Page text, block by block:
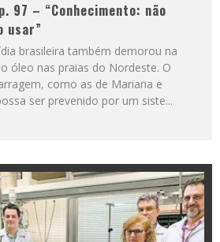
97 – “Conhecimento: não
usar”
brasileira também demorou na
óleo nas praias do Nordeste. O
como as de Mariana e
ser prevenido por um siste...